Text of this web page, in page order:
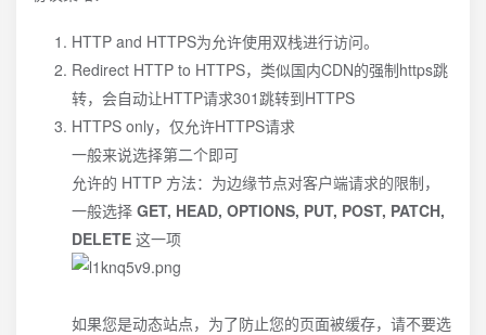
HTTP and HTTPS为允许使用双栈进行访问。
Redirect HTTP to HTTPS，类似国内CDN的强制https跳
转，会自动让HTTP请求301跳转到HTTPS
HTTPS only，仅允许HTTPS请求
一般来说选择第二个即可
允许的 HTTP 方法：为边缘节点对客户端请求的限制，
一般选择 GET, HEAD, OPTIONS, PUT, POST, PATCH,
DELETE 这一项
如果您是动态站点，为了防止您的页面被缓存，请不要选